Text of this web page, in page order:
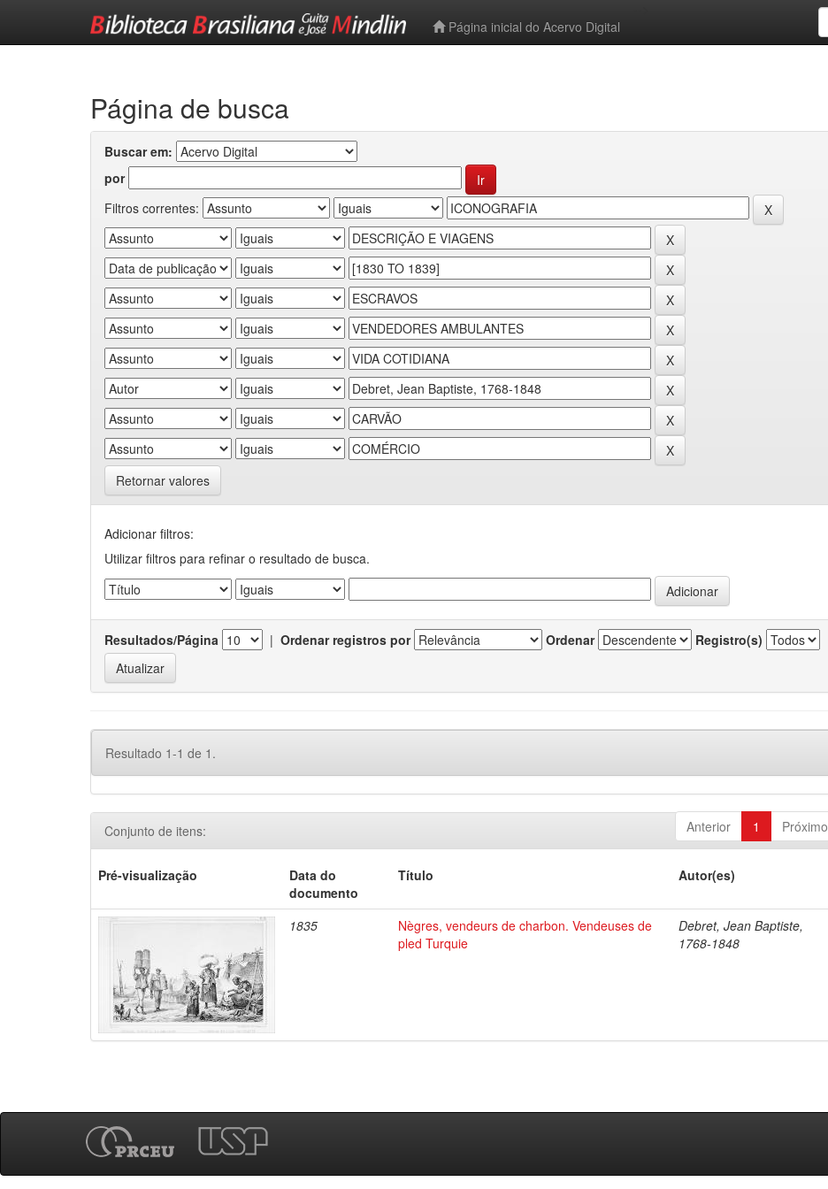
Página inicial do Acervo Digital
Página de busca
Buscar em:
por
Filtros correntes:
Retornar valores
Adicionar filtros:
Utilizar filtros para refinar o resultado de busca.
Resultados/Página | Ordenar registros por Ordenar Registro(s)
Resultado 1-1 de 1.
Anterior 1 Próximo
Conjunto de itens:
Pré-visualização
Data do
documento
Título Autor(es)
1835
Nègres, vendeurs de charbon. Vendeuses de
pled Turquie
Debret, Jean Baptiste,
1768-1848